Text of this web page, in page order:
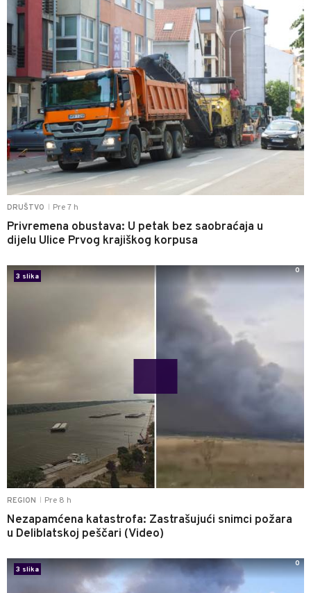
DRUŠTVO Pre 7 h
Privremena obustava: U petak bez saobraćaja u
dijelu Ulice Prvog krajiškog korpusa
REGION Pre 8 h
Nezapamćena katastrofa: Zastrašujući snimci požara
u Deliblatskoj peščari (Video)
3 slika
0
3 slika
0